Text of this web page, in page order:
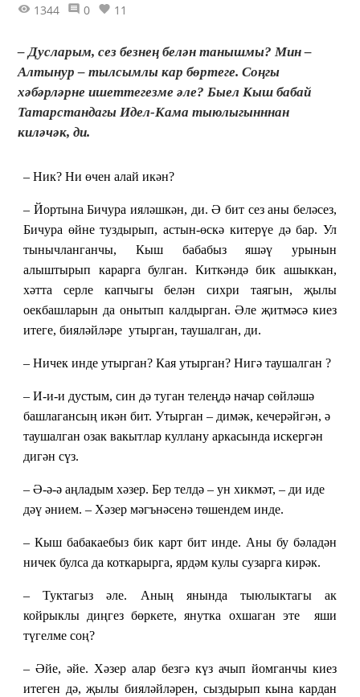
1344 0 11
– Дусларым, сез безнең белән танышмы? Мин –
Алтынур – тылсымлы кар бөртеге. Соңгы
хәбәрләрне ишеттегезме әле? Быел Кыш бабай
Татарстандагы Идел-Кама тыюлыгынннан
киләчәк, ди.
– Ник? Ни өчен алай икән?
– Йортына Бичура ияләшкән, ди. Ә бит сез аны беләсез,
Бичура өйне туздырып, астын-өскә китерүе дә бар. Ул
тынычланганчы, Кыш бабабыз яшәү урынын
алыштырып карарга булган. Киткәндә бик ашыккан,
хәтта серле капчыгы белән сихри таягын, җылы
оекбашларын да онытып калдырган. Әле җитмәсә киез
итеге, бияләйләре утырган, таушалган, ди.
– Ничек инде утырган? Кая утырган? Нигә таушалган ?
– И-и-и дустым, син дә туган телеңдә начар сөйләшә
башлагансың икән бит. Утырган – димәк, кечерәйгән, ә
таушалган озак вакытлар куллану аркасында искергән
дигән сүз.
– Ә-ә-ә аңладым хәзер. Бер телдә – ун хикмәт, – ди иде
дәү әнием. – Хәзер мәгънәсенә төшендем инде.
– Кыш бабакаебыз бик карт бит инде. Аны бу бәладән
ничек булса да коткарырга, ярдәм кулы сузарга кирәк.
– Туктагыз әле. Аның янында тыюлыктагы ак
койрыклы диңгез бөркете, янутка охшаган эте яши
түгелме соң?
– Әйе, әйе. Хәзер алар безгә күз ачып йомганчы киез
итеген дә, җылы бияләйләрен, сыздырып кына кардан